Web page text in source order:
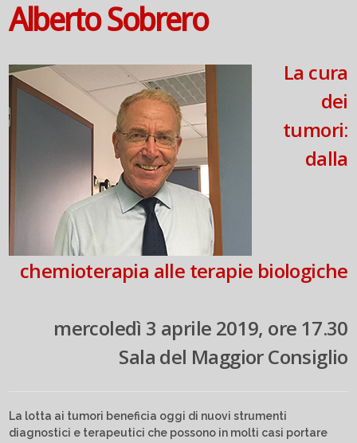
Alberto Sobrero
La cura
dei
tumori:
dalla
chemioterapia alle terapie biologiche
mercoledì 3 aprile 2019, ore 17.30
Sala del Maggior Consiglio
La lotta ai tumori beneficia oggi di nuovi strumenti
diagnostici e terapeutici che possono in molti casi portare